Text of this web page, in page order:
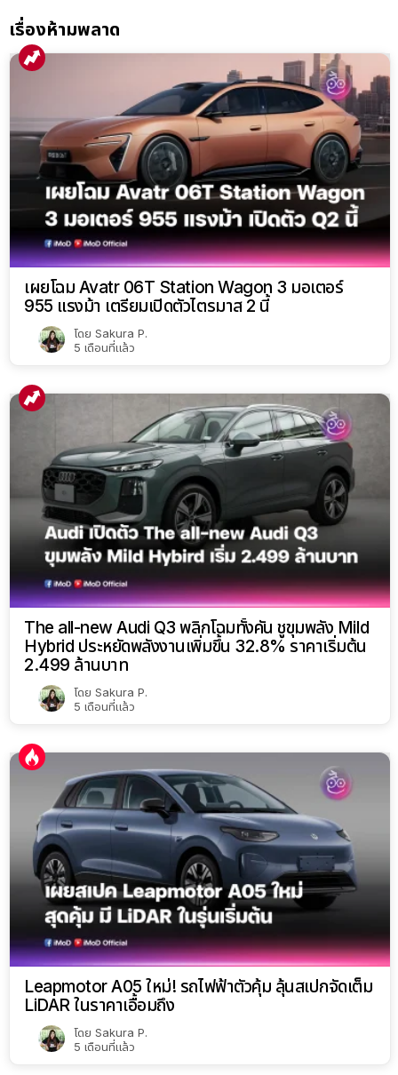
เรื่องห้ามพลาด
เผยโฉม Avatr 06T Station Wagon 3 มอเตอร์
955 แรงม้า เตรียมเปิดตัวไตรมาส 2 นี้
โดย Sakura P.
5 เดือนที่แล้ว
The all-new Audi Q3 พลิกโฉมทั้งคัน ชูขุมพลัง Mild
Hybrid ประหยัดพลังงานเพิ่มขึ้น 32.8% ราคาเริ่มต้น
2.499 ล้านบาท
โดย Sakura P.
5 เดือนที่แล้ว
Leapmotor A05 ใหม่! รถไฟฟ้าตัวคุ้ม ลุ้นสเปกจัดเต็ม
LiDAR ในราคาเอื้อมถึง
โดย Sakura P.
5 เดือนที่แล้ว